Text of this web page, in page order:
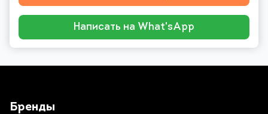
Написать на What'sApp
Бренды